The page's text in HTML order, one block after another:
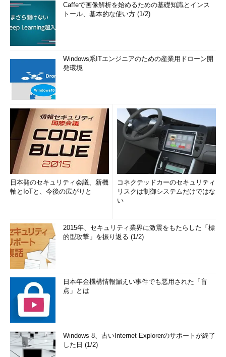
Caffeで画像解析を始めるための基礎知識とインス
トール、基本的な使い方 (1/2)
Windows系ITエンジニアのための産業用ドローン開
発環境
日本発のセキュリティ会議、新機
軸とIoTと、今後の広がりと
コネクテッドカーのセキュリティ
リスクは制御システムだけではな
い
2015年、セキュリティ業界に激震をもたらした「標
的型攻撃」を振り返る (1/2)
日本年金機構情報漏えい事件でも悪用された「盲
点」とは
Windows 8、古いInternet Explorerのサポートが終了
した日 (1/2)